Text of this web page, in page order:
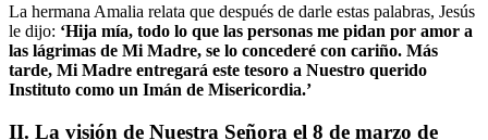
La hermana Amalia relata que después de darle estas palabras, Jesús
le dijo: ‘Hija mía, todo lo que las personas me pidan por amor a
las lágrimas de Mi Madre, se lo concederé con cariño. Más
tarde, Mi Madre entregará este tesoro a Nuestro querido
Instituto como un Imán de Misericordia.’
II. La visión de Nuestra Señora el 8 de marzo de